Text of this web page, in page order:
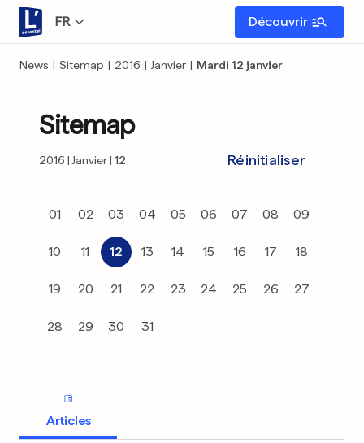
FR Découvrir
News | Sitemap | 2016 | Janvier | Mardi 12 janvier
Sitemap
2016 Janvier 12 Réinitialiser
01 02 03 04 05 06 07 08 09
10 11 12 13 14 15 16 17 18
19 20 21 22 23 24 25 26 27
28 29 30 31
Articles